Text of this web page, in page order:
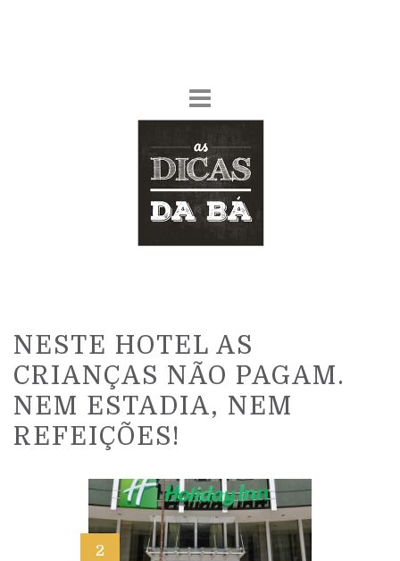
NESTE HOTEL AS
CRIANÇAS NÃO PAGAM.
NEM ESTADIA, NEM
REFEIÇÕES!
2